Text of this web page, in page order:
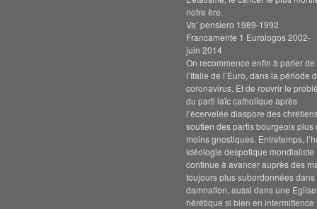
notre ère.
Va’ pensiero 1989-1992
Francamente 1 Eurologos 2002-
juin 2014
On recommence enfin à parler de
l’Italie de l’Euro, dans la période
coronavirus. Et de rouvrir le
du parti laïc catholique après
l’écervelée diaspore des
soutien des partis bourgeois plus
moins gnostiques. Entretemps,
idéologie despotique mondialiste
continue à avancer auprès des
toujours plus subordonnées dans
damnation, aussi dans une Eglise
hérétique si bien en intermittence